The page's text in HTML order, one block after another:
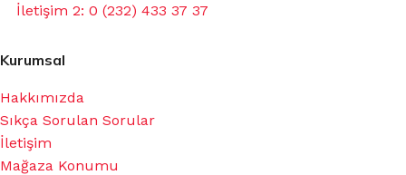
İletişim 2: 0 (232) 433 37 37
Kurumsal
Hakkımızda
Sıkça Sorulan Sorular
İletişim
Mağaza Konumu